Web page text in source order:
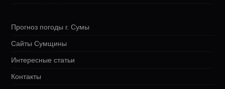
Прогноз погоды г. Сумы
Сайты Сумщины
Интересные статьи
Контакты